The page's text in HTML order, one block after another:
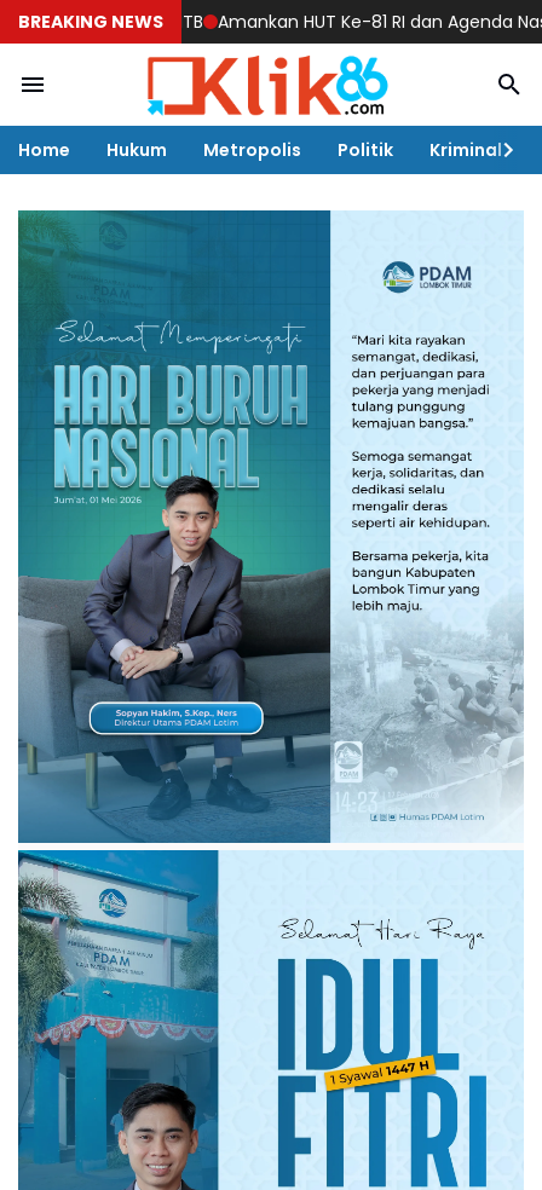
BREAKING NEWS
Polda NTB Amankan HUT Ke-81 RI dan Agenda Nasional,
Home Hukum Metropolis Politik Kriminal